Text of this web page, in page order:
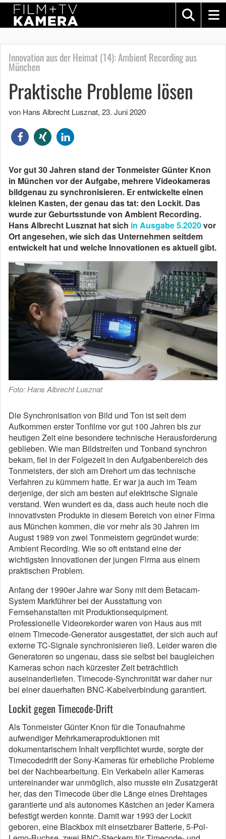
Innovation aus der Heimat (14): Ambient Recording aus
München
Praktische Probleme lösen
von Hans Albrecht Lusznat, 23. Juni 2020
Vor gut 30 Jahren stand der Tonmeister Günter Knon
in München vor der Aufgabe, mehrere Videokameras
bildgenau zu synchronisieren. Er entwickelte einen
kleinen Kasten, der genau das tat: den Lockit. Das
wurde zur Geburtsstunde von Ambient Recording.
Hans Albrecht Lusznat hat sich in Ausgabe 5.2020vor
Ort angesehen, wie sich das Unternehmen seitdem
entwickelt hat und welche Innovationen es aktuell gibt.
Foto: Hans Albrecht Lusznat
Die Synchronisation von Bild und Ton ist seit dem
Aufkommen erster Tonfilme vor gut 100 Jahren bis zur
heutigen Zeit eine besondere technische Herausforderung
geblieben. Wie man Bildstreifen und Tonband synchron
bekam, fiel in der Folgezeit in den Aufgabenbereich des
Tonmeisters, der sich am Drehort um das technische
Verfahren zu kümmern hatte. Er war ja auch im Team
derjenige, der sich am besten auf elektrische Signale
verstand. Wen wundert es da, dass auch heute noch die
innovativsten Produkte in diesem Bereich von einer Firma
aus München kommen, die vor mehr als 30 Jahren im
August 1989 von zwei Tonmeistern gegründet wurde:
Ambient Recording. Wie so oft entstand eine der
wichtigsten Innovationen der jungen Firma aus einem
praktischen Problem.
Anfang der 1990er Jahre war Sony mit dem Betacam-
System Markführer bei der Ausstattung von
Fernsehanstalten mit Produktionsequipment.
Professionelle Videorekorder waren von Haus aus mit
einem Timecode-Generator ausgestattet, der sich auch auf
externe TC-Signale synchronisieren ließ. Leider waren die
Generatoren so ungenau, dass sie selbst bei baugleichen
Kameras schon nach kürzester Zeit beträchtlich
auseinanderliefen. Timecode-Synchronität war daher nur
bei einer dauerhaften BNC-Kabelverbindung garantiert.
Lockit gegen Timecode-Drift
Als Tonmeister Günter Knon für die Tonaufnahme
aufwendiger Mehrkameraproduktionen mit
dokumentarischem Inhalt verpflichtet wurde, sorgte der
Timecodedrift der Sony-Kameras für erhebliche Probleme
bei der Nachbearbeitung. Ein Verkabeln aller Kameras
untereinander war unmöglich, also musste ein Zusatzgerät
her, das den Timecode über die Länge eines Drehtages
garantierte und als autonomes Kästchen an jeder Kamera
befestigt werden konnte. Damit war 1993 der Lockit
geboren, eine Blackbox mit einsetzbarer Batterie, 5-Pol-